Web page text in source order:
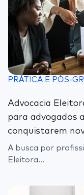
PRÁTICA E PÓS-
Advocacia
para advogados
conquistarem
A busca por
Eleitora...